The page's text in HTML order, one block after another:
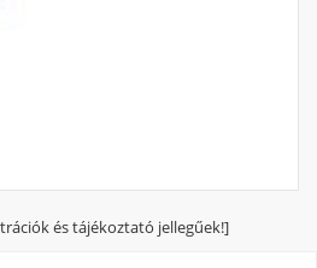
és tájékoztató jellegűek!]